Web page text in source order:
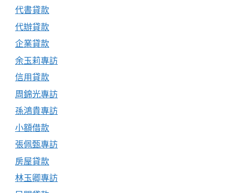
代書貸款
代辦貸款
企業貸款
余玉莉專訪
信用貸款
周錦光專訪
孫鴻貴專訪
小額借款
張佩甄專訪
房屋貸款
林玉卿專訪